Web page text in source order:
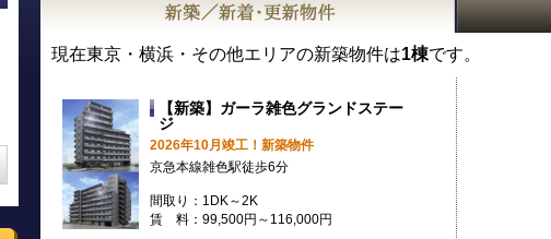
現在東京・横浜・その他エリアの新築物件は1棟です。
【新築】ガーラ雑色グランドステー
ジ
2026年10月竣工！新築物件
京急本線雑色駅徒歩6分
間取り：1DK～2K
賃 料：99,500円～116,000円